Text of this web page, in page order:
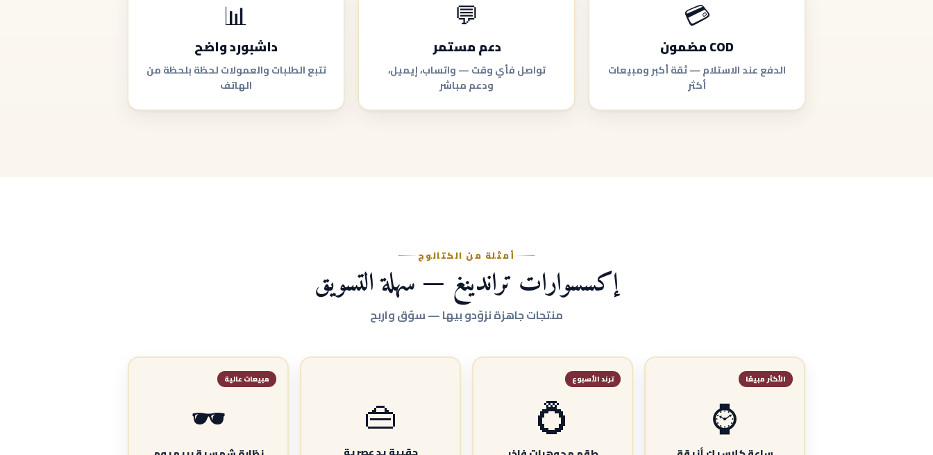
💳
COD مضمون
الدفع عند الاستلام — ثقة أكبر ومبيعات
أكثر
💬
دعم مستمر
تواصل فأي وقت — واتساب، إيميل،
ودعم مباشر
📊
داشبورد واضح
تتبع الطلبات والعمولات لحظة بلحظة من
الهاتف
أمثلة من الكتالوج
إكسسوارات تراندينغ — سهلة التسويق
منتجات جاهزة نزوّدو بيها — سوّق واربح
الأكثر مبيعًا
⌚
ترند الأسبوع
💍
👜
مبيعات عالية
🕶️